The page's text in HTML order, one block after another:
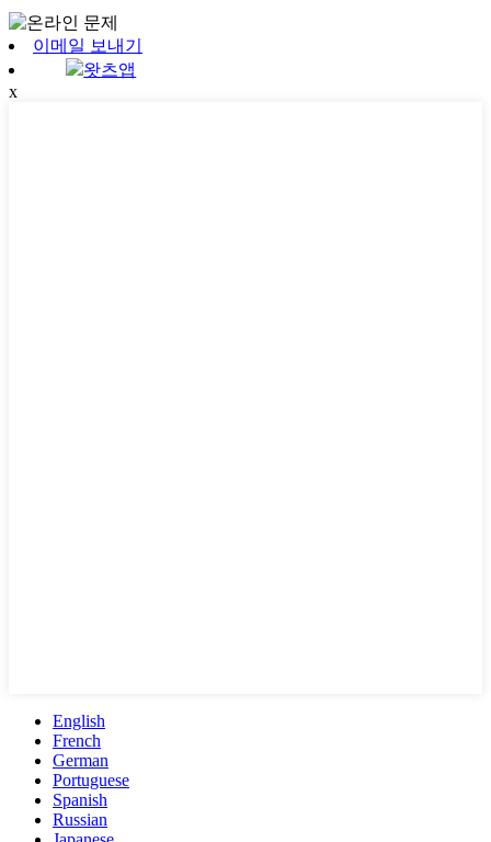
이메일 보내기
왓츠앱
x
English
French
German
Portuguese
Spanish
Russian